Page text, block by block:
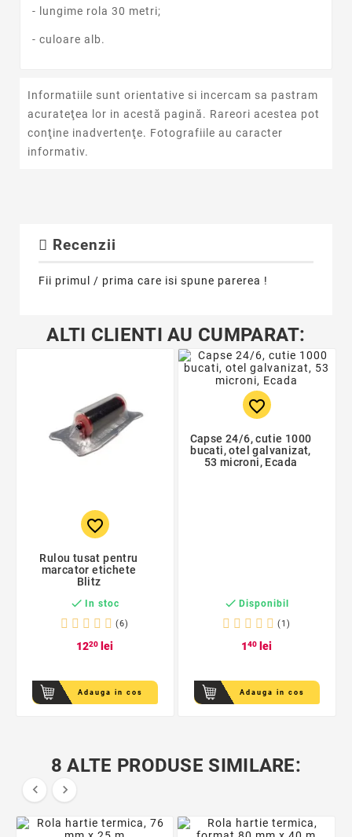
- lungime rola 30 metri;
- culoare alb.
Informatiile sunt orientative si incercam sa pastram
acurateţea lor in acestă pagină. Rareori acestea pot
conţine inadvertenţe. Fotografiile au caracter
informativ.
Recenzii
Fii primul / prima care isi spune parerea !
ALTI CLIENTI AU CUMPARAT:
favorite_border
Rulou tusat pentru
marcator etichete
Blitz
 In stoc
(6)
1220 lei
Adauga in cos
favorite_border
Capse 24/6, cutie 1000
bucati, otel galvanizat,
53 microni, Ecada
 Disponibil
(1)
140 lei
Adauga in cos
8 ALTE PRODUSE SIMILARE:
 